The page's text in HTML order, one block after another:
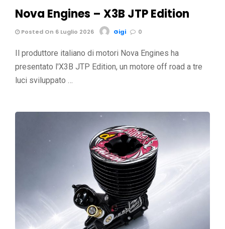
Nova Engines – X3B JTP Edition
Posted On 6 Luglio 2026 Gigi 0
Il produttore italiano di motori Nova Engines ha
presentato l'X3B JTP Edition, un motore off road a tre
luci sviluppato …